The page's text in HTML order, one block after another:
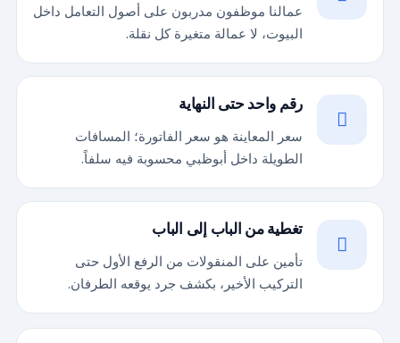
عمالنا موظفون مدربون على أصول التعامل داخل
البيوت، لا عمالة متغيرة كل نقلة.
رقم واحد حتى النهاية
سعر المعاينة هو سعر الفاتورة؛ المسافات
الطويلة داخل أبوظبي محسوبة فيه سلفاً.
تغطية من الباب إلى الباب
تأمين على المنقولات من الرفع الأول حتى
التركيب الأخير، بكشف جرد يوقعه الطرفان.